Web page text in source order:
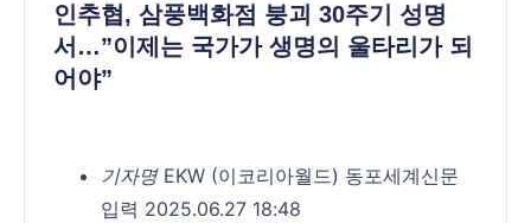
인추협, 삼풍백화점 붕괴 30주기 성명
서…”이제는 국가가 생명의 울타리가 되
어야”
기자명EKW (이코리아월드) 동포세계신문
입력 2025.06.27 18:48